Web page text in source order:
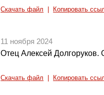
Скачать файл Копировать
11 ноября 2024
Отец Алексей Долгоруков.
Скачать файл Копировать